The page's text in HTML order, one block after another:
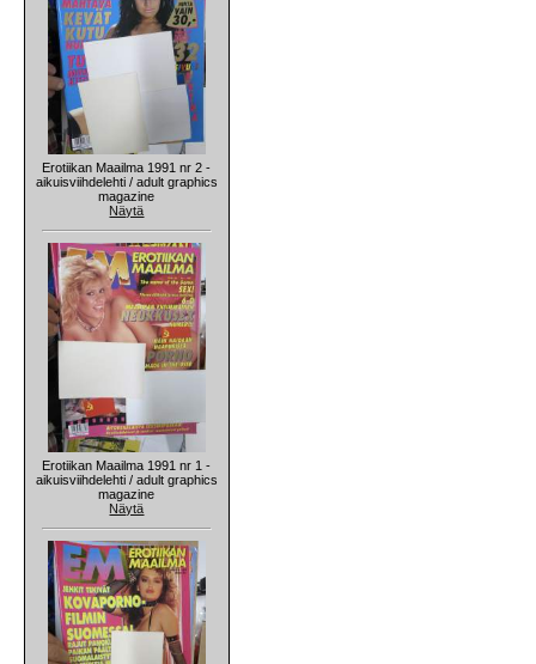
Erotiikan Maailma 1991 nr 2 -
aikuisviihdelehti / adult graphics
magazine
Näytä
Erotiikan Maailma 1991 nr 1 -
aikuisviihdelehti / adult graphics
magazine
Näytä